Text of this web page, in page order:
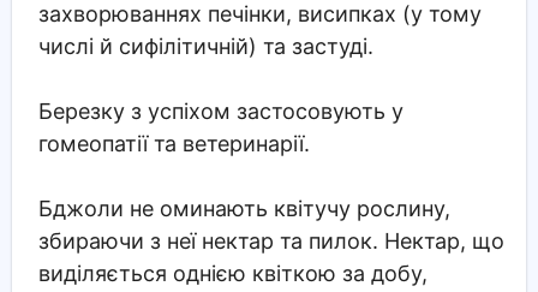
захворюваннях печінки, висипках (у тому
числі й сифілітичній) та застуді.
Березку з успіхом застосовують у
гомеопатії та ветеринарії.
Бджоли не оминають квітучу рослину,
збираючи з неї нектар та пилок. Нектар, що
виділяється однією квіткою за добу,